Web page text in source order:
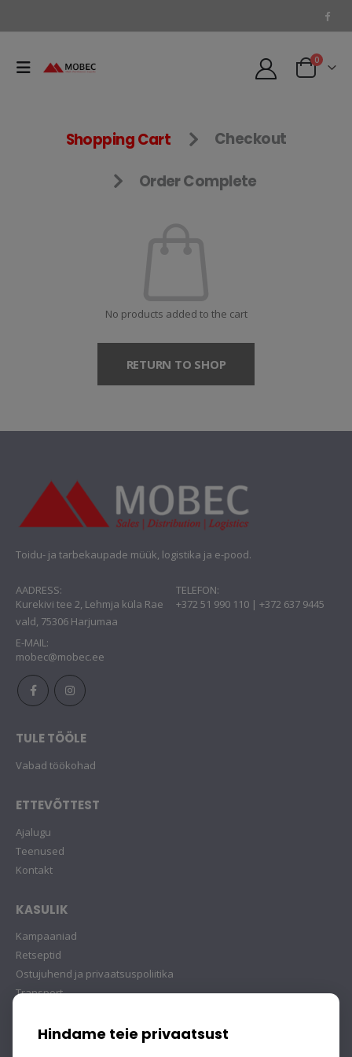
0
Shopping Cart Checkout
Order Complete
No products added to the cart
RETURN TO SHOP
Toidu- ja tarbekaupade müük, logistika ja e-pood.
AADRESS:
Kurekivi tee 2, Lehmja küla Rae
vald, 75306 Harjumaa
TELEFON:
+372 51 990 110 | +372 637 9445
E-MAIL:
mobec@mobec.ee
TULE TÖÖLE
Vabad töökohad
ETTEVÕTTEST
Ajalugu
Teenused
Kontakt
KASULIK
Kampaaniad
Retseptid
Ostujuhend ja privaatsuspoliitika
Transport
Hindame teie privaatsust